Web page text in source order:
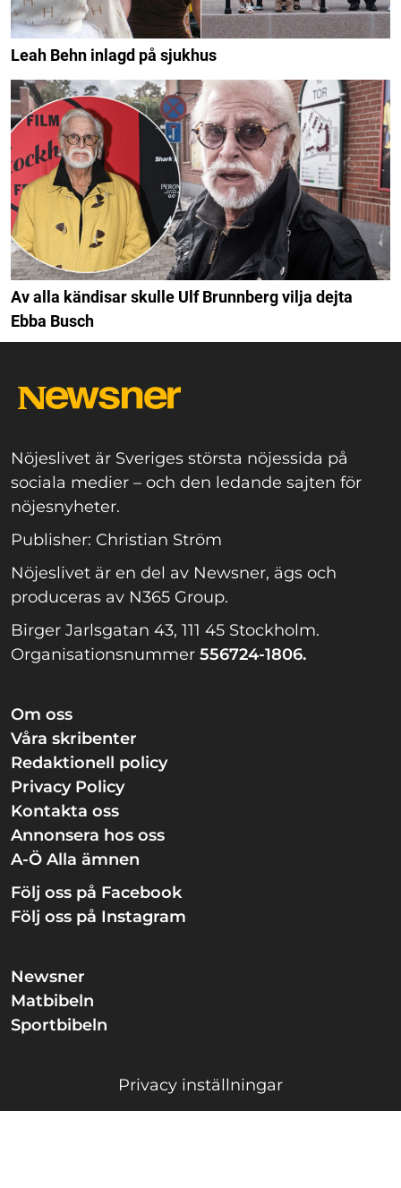
Leah Behn inlagd på sjukhus
Av alla kändisar skulle Ulf Brunnberg vilja dejta
Ebba Busch
Nöjeslivet är Sveriges största nöjessida på
sociala medier – och den ledande sajten för
nöjesnyheter.
Publisher: Christian Ström
Nöjeslivet är en del av Newsner, ägs och
produceras av N365 Group.
Birger Jarlsgatan 43, 111 45 Stockholm.
Organisationsnummer 556724-1806.
Om oss
Våra skribenter
Redaktionell policy
Privacy Policy
Kontakta oss
Annonsera hos oss
A-Ö Alla ämnen
Följ oss på Facebook
Följ oss på Instagram
Newsner
Matbibeln
Sportbibeln
Privacy inställningar